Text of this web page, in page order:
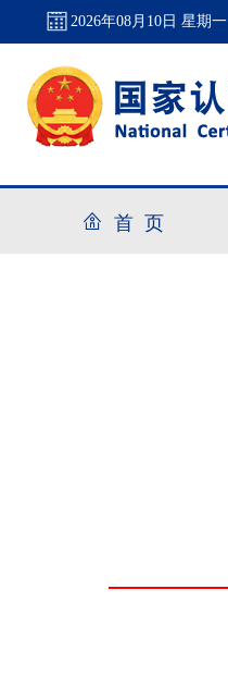
2026年08月10日 星期一
首 页